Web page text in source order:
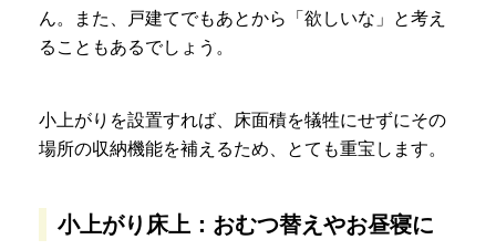
ん。また、戸建てでもあとから「欲しいな」と考え
ることもあるでしょう。
小上がりを設置すれば、床面積を犠牲にせずにその
場所の収納機能を補えるため、とても重宝します。
小上がり床上：おむつ替えやお昼寝に